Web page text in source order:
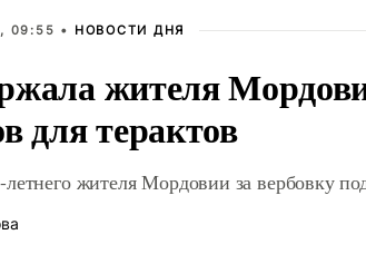
09:55 • НОВОСТИ ДНЯ
жителя
для терактов
жителя Мордовии за вербовку